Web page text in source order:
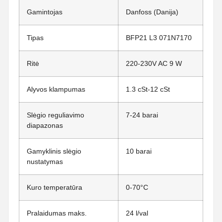
Gamintojas Danfoss (Danija)
Tipas BFP21 L3 071N7170
Ritė 220-230V AC 9 W
Alyvos klampumas 1.3 cSt-12 cSt
Slėgio reguliavimo
diapazonas
7-24 barai
Gamyklinis slėgio
nustatymas
10 barai
Kuro temperatūra 0-70°C
Pralaidumas maks. 24 l/val